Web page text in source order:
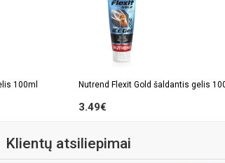
100ml Nutrend Flexit Gold šaldantis gelis
3.49€
Klientų atsiliepimai